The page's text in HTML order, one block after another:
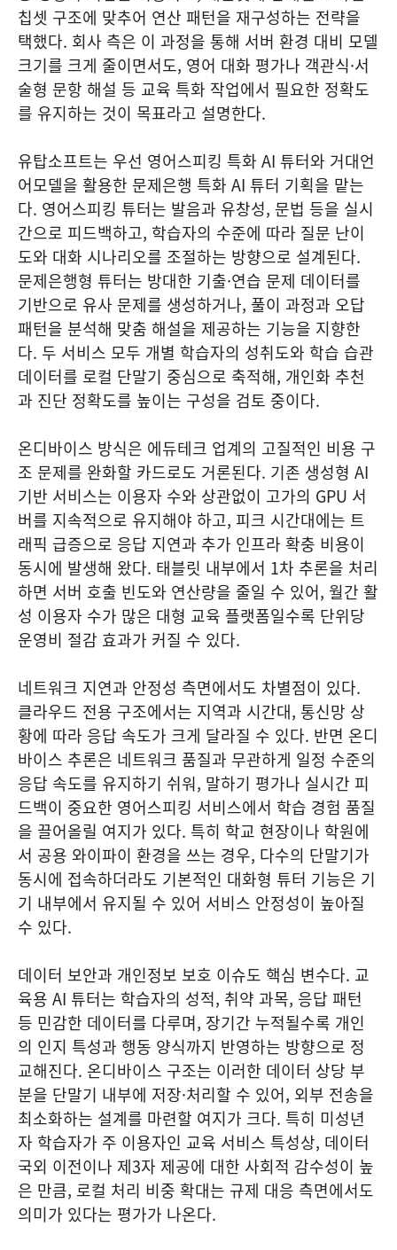
칩셋 구조에 맞추어 연산 패턴을 재구성하는 전략을
택했다. 회사 측은 이 과정을 통해 서버 환경 대비 모델
크기를 크게 줄이면서도, 영어 대화 평가나 객관식·서
술형 문항 해설 등 교육 특화 작업에서 필요한 정확도
를 유지하는 것이 목표라고 설명한다.
유탑소프트는 우선 영어스피킹 특화 AI 튜터와 거대언
어모델을 활용한 문제은행 특화 AI 튜터 기획을 맡는
다. 영어스피킹 튜터는 발음과 유창성, 문법 등을 실시
간으로 피드백하고, 학습자의 수준에 따라 질문 난이
도와 대화 시나리오를 조절하는 방향으로 설계된다.
문제은행형 튜터는 방대한 기출·연습 문제 데이터를
기반으로 유사 문제를 생성하거나, 풀이 과정과 오답
패턴을 분석해 맞춤 해설을 제공하는 기능을 지향한
다. 두 서비스 모두 개별 학습자의 성취도와 학습 습관
데이터를 로컬 단말기 중심으로 축적해, 개인화 추천
과 진단 정확도를 높이는 구성을 검토 중이다.
온디바이스 방식은 에듀테크 업계의 고질적인 비용 구
조 문제를 완화할 카드로도 거론된다. 기존 생성형 AI
기반 서비스는 이용자 수와 상관없이 고가의 GPU 서
버를 지속적으로 유지해야 하고, 피크 시간대에는 트
래픽 급증으로 응답 지연과 추가 인프라 확충 비용이
동시에 발생해 왔다. 태블릿 내부에서 1차 추론을 처리
하면 서버 호출 빈도와 연산량을 줄일 수 있어, 월간 활
성 이용자 수가 많은 대형 교육 플랫폼일수록 단위당
운영비 절감 효과가 커질 수 있다.
네트워크 지연과 안정성 측면에서도 차별점이 있다.
클라우드 전용 구조에서는 지역과 시간대, 통신망 상
황에 따라 응답 속도가 크게 달라질 수 있다. 반면 온디
바이스 추론은 네트워크 품질과 무관하게 일정 수준의
응답 속도를 유지하기 쉬워, 말하기 평가나 실시간 피
드백이 중요한 영어스피킹 서비스에서 학습 경험 품질
을 끌어올릴 여지가 있다. 특히 학교 현장이나 학원에
서 공용 와이파이 환경을 쓰는 경우, 다수의 단말기가
동시에 접속하더라도 기본적인 대화형 튜터 기능은 기
기 내부에서 유지될 수 있어 서비스 안정성이 높아질
수 있다.
데이터 보안과 개인정보 보호 이슈도 핵심 변수다. 교
육용 AI 튜터는 학습자의 성적, 취약 과목, 응답 패턴
등 민감한 데이터를 다루며, 장기간 누적될수록 개인
의 인지 특성과 행동 양식까지 반영하는 방향으로 정
교해진다. 온디바이스 구조는 이러한 데이터 상당 부
분을 단말기 내부에 저장·처리할 수 있어, 외부 전송을
최소화하는 설계를 마련할 여지가 크다. 특히 미성년
자 학습자가 주 이용자인 교육 서비스 특성상, 데이터
국외 이전이나 제3자 제공에 대한 사회적 감수성이 높
은 만큼, 로컬 처리 비중 확대는 규제 대응 측면에서도
의미가 있다는 평가가 나온다.